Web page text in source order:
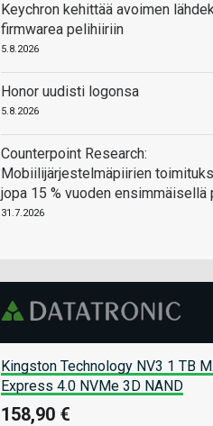
Keychron kehittää avoimen
firmwarea pelihiiriin
5.8.2026
Honor uudisti logonsa
5.8.2026
Counterpoint Research:
Mobiilijärjestelmäpiirien
jopa 15 % vuoden ensimmäisellä
31.7.2026
Kingston Technology NV3 1 TB
Express 4.0 NVMe 3D NAND
158,90 €